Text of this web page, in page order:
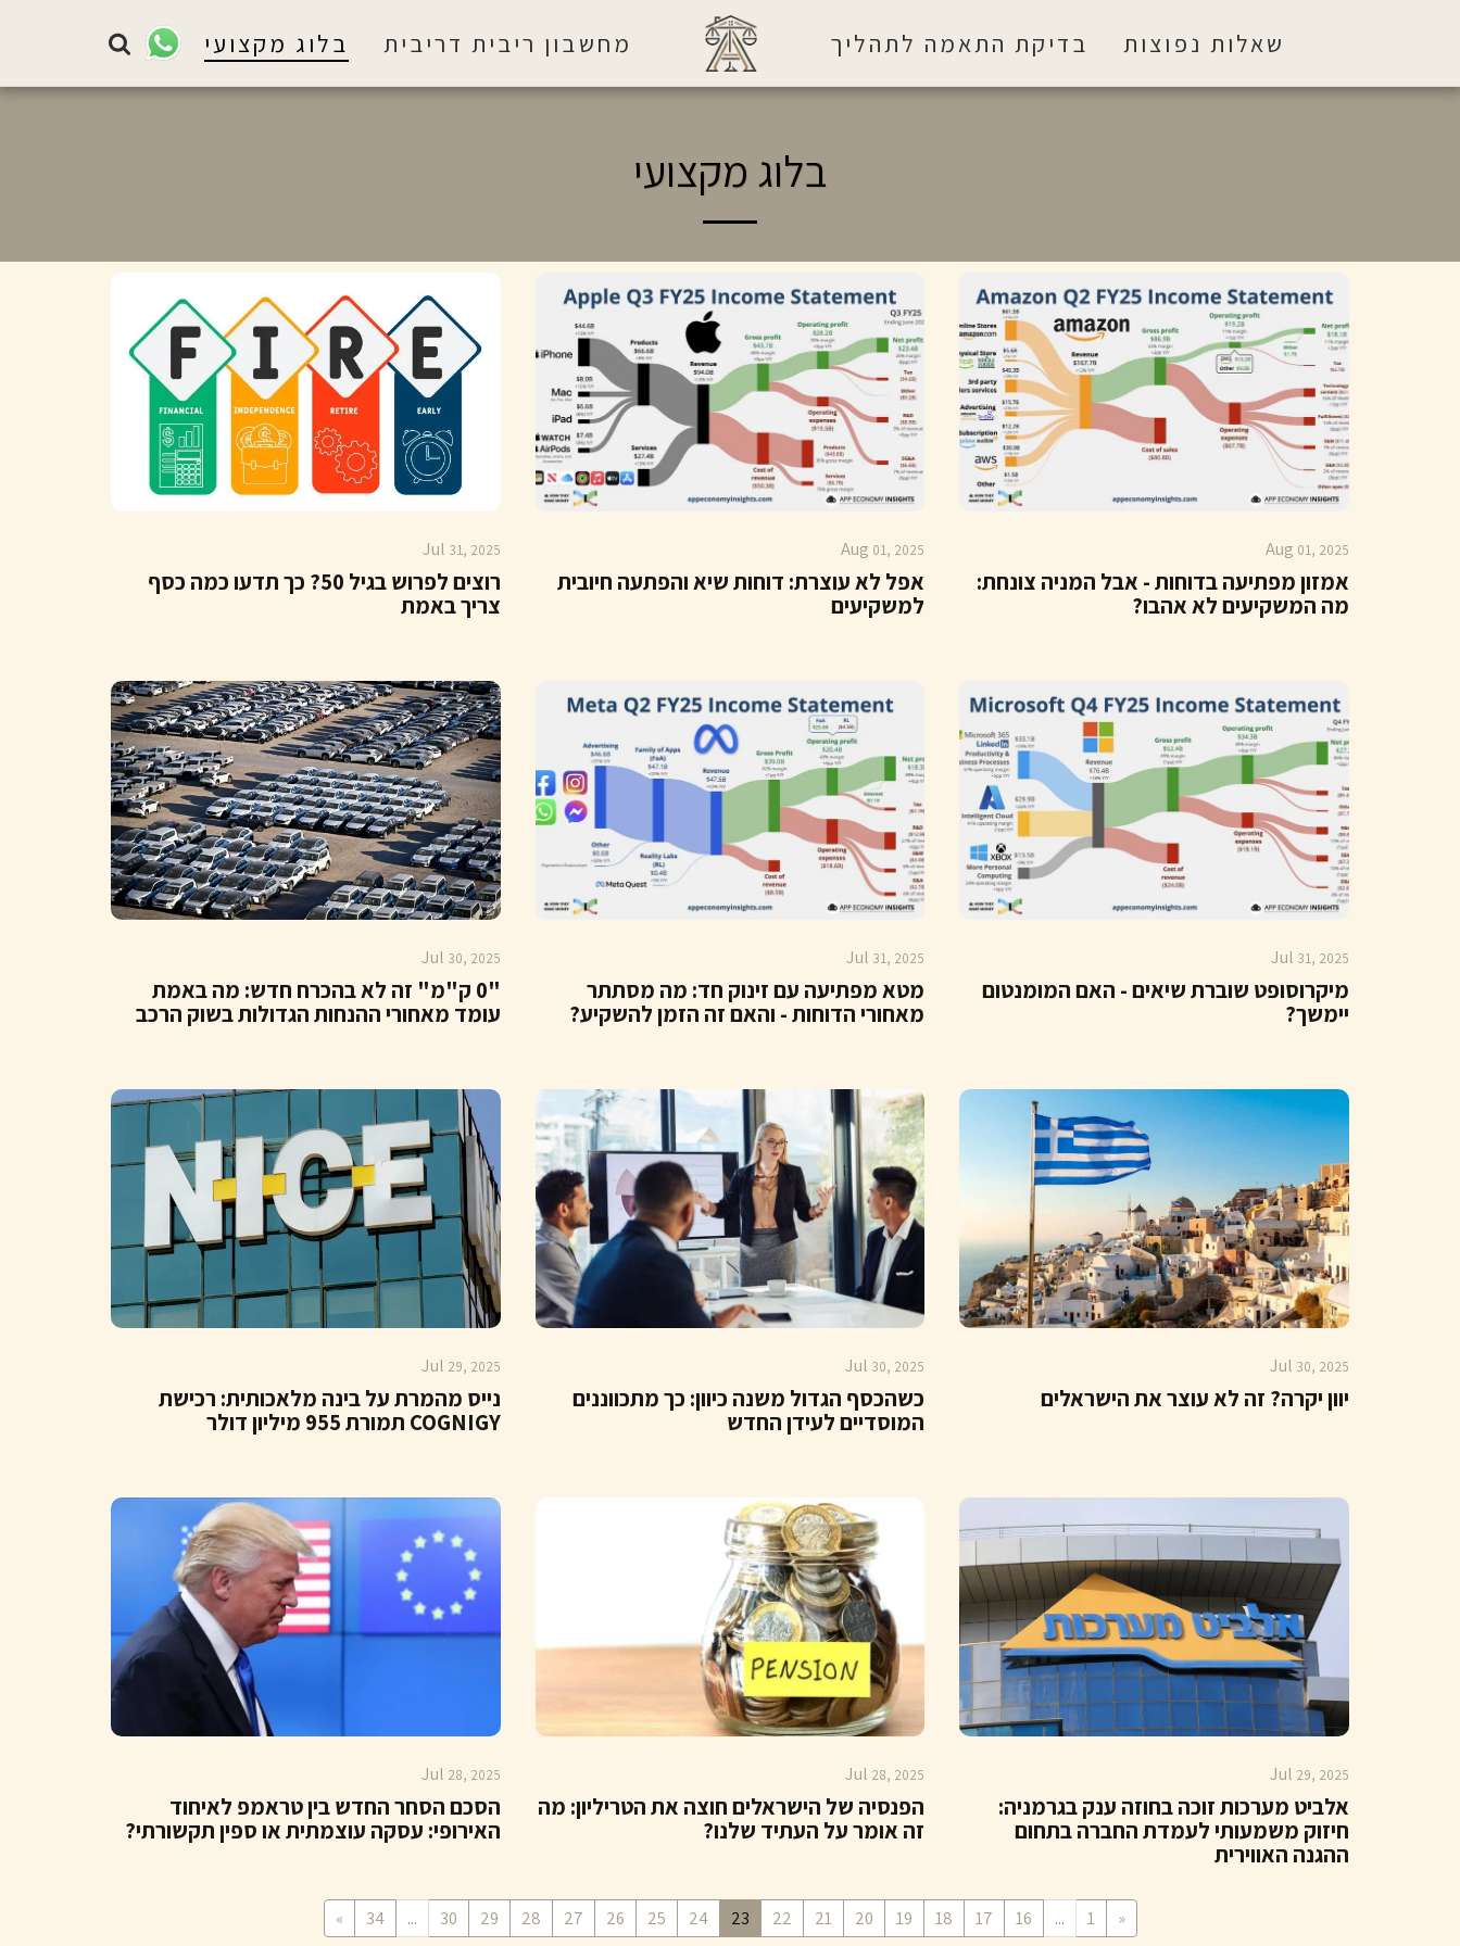
שאלות נפוצות בדיקת התאמה לתהליך מחשבון ריבית דריבית בלוג מקצועי
בלוג מקצועי
Aug 01, 2025
אמזון מפתיעה בדוחות - אבל המניה צונחת:
מה המשקיעים לא אהבו?
Aug 01, 2025
אפל לא עוצרת: דוחות שיא והפתעה חיובית
למשקיעים
Jul 31, 2025
רוצים לפרוש בגיל 50? כך תדעו כמה כסף
צריך באמת
Jul 31, 2025
מיקרוסופט שוברת שיאים - האם המומנטום
יימשך?
Jul 31, 2025
מטא מפתיעה עם זינוק חד: מה מסתתר
מאחורי הדוחות - והאם זה הזמן להשקיע?
Jul 30, 2025
"0 ק"מ" זה לא בהכרח חדש: מה באמת
עומד מאחורי ההנחות הגדולות בשוק הרכב
Jul 30, 2025
יוון יקרה? זה לא עוצר את הישראלים
Jul 30, 2025
כשהכסף הגדול משנה כיוון: כך מתכווננים
המוסדיים לעידן החדש
Jul 29, 2025
נייס מהמרת על בינה מלאכותית: רכישת
COGNIGY תמורת 955 מיליון דולר
Jul 29, 2025
אלביט מערכות זוכה בחוזה ענק בגרמניה:
חיזוק משמעותי לעמדת החברה בתחום
ההגנה האווירית
Jul 28, 2025
הפנסיה של הישראלים חוצה את הטריליון: מה
זה אומר על העתיד שלנו?
Jul 28, 2025
הסכם הסחר החדש בין טראמפ לאיחוד
האירופי: עסקה עוצמתית או ספין תקשורתי?
«
1
...
16
17
18
19
20
21
22
23
24
25
26
27
28
29
30
...
34
»